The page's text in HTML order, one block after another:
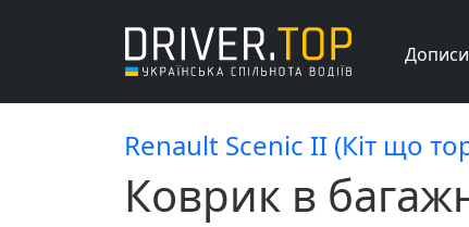
Дописи
Renault Scenic II (Кіт що
Коврик в